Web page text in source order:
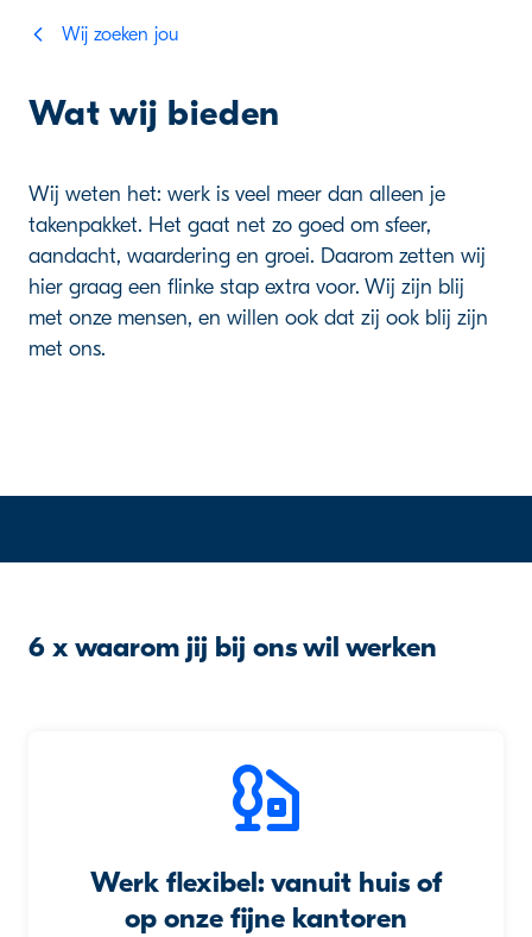
Wij zoeken jou
Wat wij bieden
Wij weten het: werk is veel meer dan alleen je
takenpakket. Het gaat net zo goed om sfeer,
aandacht, waardering en groei. Daarom zetten wij
hier graag een flinke stap extra voor. Wij zijn blij
met onze mensen, en willen ook dat zij ook blij zijn
met ons.
6 x waarom jij bij ons wil werken
Werk flexibel: vanuit huis of
op onze fijne kantoren